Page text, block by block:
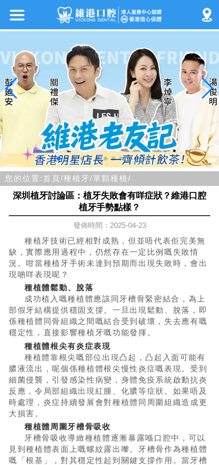
您的位置:首頁/種植牙/單顆種植/
深圳植牙討論區：植牙失敗會有咩症狀？維港口腔
植牙手勢點樣？
發佈時間：2025-04-23
種植牙技術已經相對成熟，但並唔代表佢完美無
缺，實際應用過程中，仍然存在一定比例嘅失敗情
況。咁當種植牙手術未達到預期而出現失敗時，會出
現啲咩表現呢？
種植體鬆動、脫落
成功植入嘅種植體應該同牙槽骨緊密結合，為上
部假牙結構提供穩固支撐。一旦出現鬆動、脫落，即
係種植體同骨組織之間嘅結合受到破壞，失去應有嘅
穩定性，直接影響種植牙嘅功能發揮。
種植體根尖有炎症表現
種植體靠根尖嘅部位出現凸起，凸起入面可能有
膿液流出，呢個係種植體根尖慢性炎症嘅表現。受到
細菌侵襲，引發感染性病變，身體免疫系統啟動抗炎
反應，令局部組織出現紅腫、化膿等症狀。如果唔及
時處理，炎症持續發展會對種植體同周圍組織造成更
大損害。
種植體周圍牙槽骨吸收
牙槽骨吸收導緻種植體逐漸暴露喺口腔中，可以
見到種植體表面上嘅螺紋露出嚟。牙槽骨作為種植體
嘅「根基」，對其穩定性起到關鍵支撐作用。當牙槽